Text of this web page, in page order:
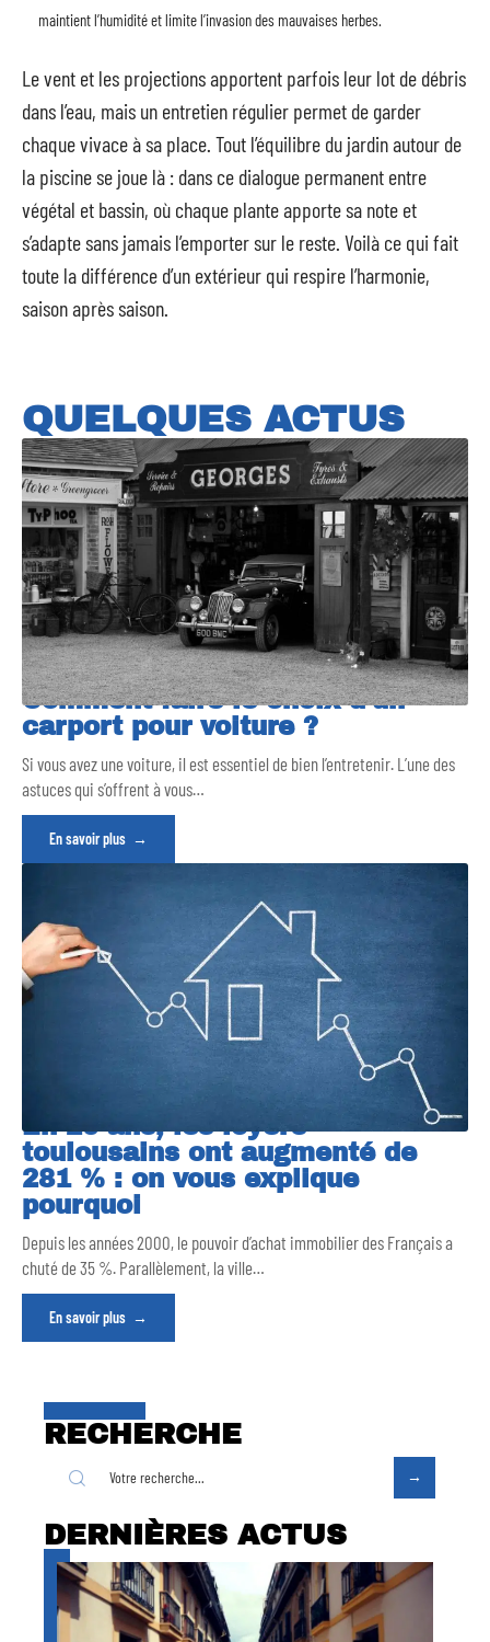
maintient l’humidité et limite l’invasion des mauvaises herbes.
Le vent et les projections apportent parfois leur lot de débris
dans l’eau, mais un entretien régulier permet de garder
chaque vivace à sa place. Tout l’équilibre du jardin autour de
la piscine se joue là : dans ce dialogue permanent entre
végétal et bassin, où chaque plante apporte sa note et
s’adapte sans jamais l’emporter sur le reste. Voilà ce qui fait
toute la différence d’un extérieur qui respire l’harmonie,
saison après saison.
QUELQUES ACTUS
Comment faire le choix d’un
carport pour voiture ?
Si vous avez une voiture, il est essentiel de bien l’entretenir. L’une des
astuces qui s’offrent à vous…
En savoir plus
En 20 ans, les loyers
toulousains ont augmenté de
281 % : on vous explique
pourquoi
Depuis les années 2000, le pouvoir d’achat immobilier des Français a
chuté de 35 %. Parallèlement, la ville…
En savoir plus
RECHERCHE
DERNIÈRES ACTUS